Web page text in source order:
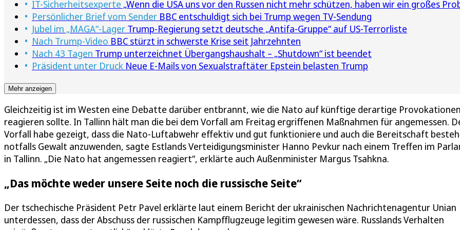
IT-Sicherheitsexperte „Wenn die USA uns vor den Russen nicht mehr schützen, haben wir ein großes
Persönlicher Brief vom Sender BBC entschuldigt sich bei Trump wegen TV-Sendung
Jubel im „MAGA“-Lager Trump-Regierung setzt deutsche „Antifa-Gruppe“ auf US-Terrorliste
Nach Trump-Video BBC stürzt in schwerste Krise seit Jahrzehnten
Nach 43 Tagen Trump unterzeichnet Übergangshaushalt – „Shutdown“ ist beendet
Präsident unter Druck Neue E-Mails von Sexualstraftäter Epstein belasten Trump
Mehr anzeigen
Gleichzeitig ist im Westen eine Debatte darüber entbrannt, wie die Nato auf künftige derartige Provokationen
reagieren sollte. In Tallinn hält man die bei dem Vorfall am Freitag ergriffenen Maßnahmen für angemessen.
Vorfall habe gezeigt, dass die Nato-Luftabwehr effektiv und gut funktioniere und auch die Bereitschaft
notfalls Gewalt anzuwenden, sagte Estlands Verteidigungsminister Hanno Pevkur nach einem Treffen im
in Tallinn. „Die Nato hat angemessen reagiert“, erklärte auch Außenminister Margus Tsahkna.
„Das möchte weder unsere Seite noch die russische Seite“
Der tschechische Präsident Petr Pavel erklärte laut einem Bericht der ukrainischen Nachrichtenagentur Unian
unterdessen, dass der Abschuss der russischen Kampfflugzeuge legitim gewesen wäre. Russlands Verhalten